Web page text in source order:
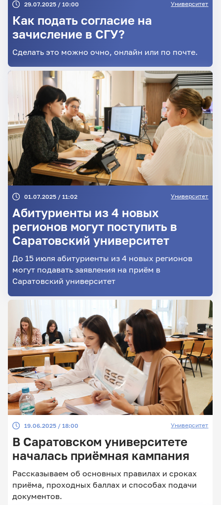
29.07.2025 / 10:00 Университет
Как подать согласие на
зачисление в СГУ?
Сделать это можно очно, онлайн или по почте.
01.07.2025 / 11:02 Университет
Абитуриенты из 4 новых
регионов могут поступить в
Саратовский университет
До 15 июля абитуриенты из 4 новых регионов
могут подавать заявления на приём в
Саратовский университет
19.06.2025 / 18:00 Университет
В Саратовском университете
началась приёмная кампания
Рассказываем об основных правилах и сроках
приёма, проходных баллах и способах подачи
документов.